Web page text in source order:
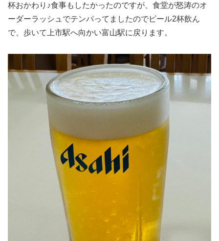
杯おかわり♪食事もしたかったのですが、食堂が怒涛のオ
ーダーラッシュでテンパってましたのでビール2杯飲ん
で、歩いて上市駅へ向かい富山駅に戻ります。